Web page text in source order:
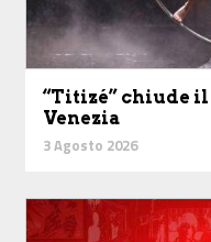
“Titizé” chiude
Venezia
3 Agosto 2026